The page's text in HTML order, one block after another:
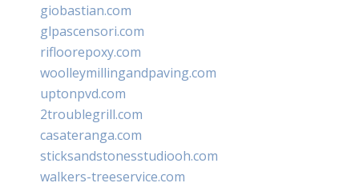
giobastian.com
glpascensori.com
rifloorepoxy.com
woolleymillingandpaving.com
uptonpvd.com
2troublegrill.com
casateranga.com
sticksandstonesstudiooh.com
walkers-treeservice.com